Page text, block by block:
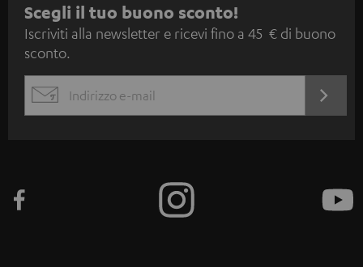
I
s
c
i
n
Scegli il tuo buono sconto!
Iscriviti alla newsletter e ricevi fino a 45 € di buono
sconto.
EMAIL
ORA